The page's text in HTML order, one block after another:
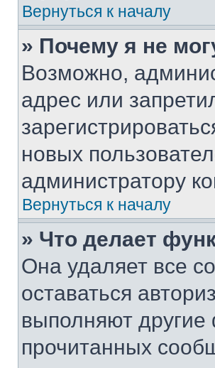
Вернуться к началу
» Почему я не
Возможно,
адрес или
новых
администратору
Вернуться к началу
» Что делает
Она удаляет все
оставаться
выполняют другие
прочитанных